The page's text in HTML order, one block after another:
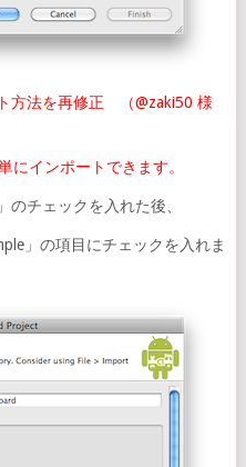
方法を再修正 （@zaki50 様
にインポートできます。
のチェックを入れた後、
」の項目にチェックを入れま